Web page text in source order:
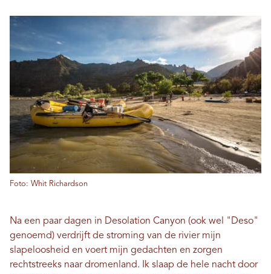
Foto: Whit Richardson
Na een paar dagen in Desolation Canyon (ook wel "Deso"
genoemd) verdrijft de stroming van de rivier mijn
slapeloosheid en voert mijn gedachten en zorgen
rechtstreeks naar dromenland. Ik slaap de hele nacht door